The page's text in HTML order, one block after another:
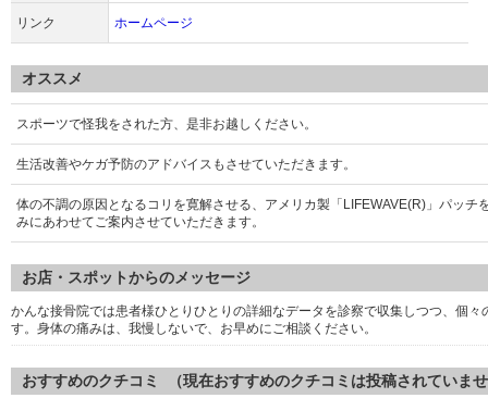
リンク ホームページ
オススメ
スポーツで怪我をされた方、是非お越しください。
生活改善やケガ予防のアドバイスもさせていただきます。
体の不調の原因となるコリを寛解させる、アメリカ製「LIFEWAVE(R)」パッ
みにあわせてご案内させていただきます。
お店・スポットからのメッセージ
かんな接骨院では患者様ひとりひとりの詳細なデータを診察で収集しつつ、個
す。身体の痛みは、我慢しないで、お早めにご相談ください。
おすすめのクチコミ （現在おすすめのクチコミは投稿されていま